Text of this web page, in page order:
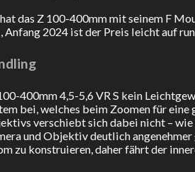
das Z 100-400mm mit seinem F
Anfang 2024 ist der Preis leicht auf
400mm 4,5-5,6 VR S kein
bei, welches beim Zoomen für
verschiebt sich dabei nicht –
und Objektiv deutlich
zu konstruieren, daher fährt der